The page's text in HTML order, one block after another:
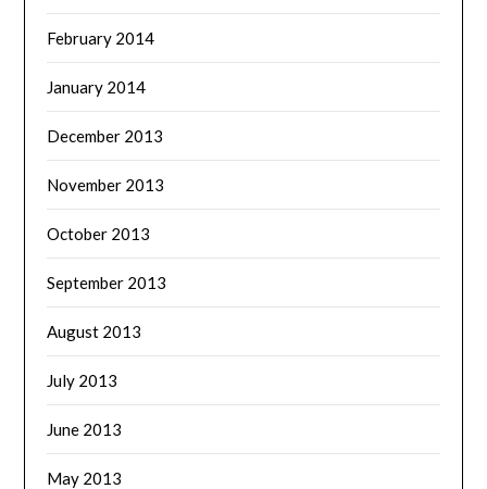
February 2014
January 2014
December 2013
November 2013
October 2013
September 2013
August 2013
July 2013
June 2013
May 2013